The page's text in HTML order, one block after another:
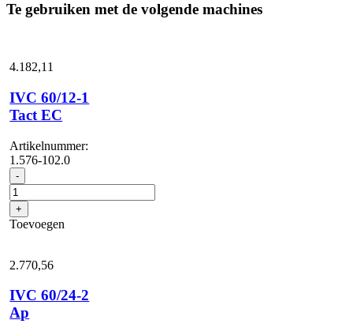
Te gebruiken met de volgende machines
4.182,11
IVC 60/12-1
Tact EC
Artikelnummer:
1.576-102.0
- IVC
60/12-
1
Tact
EC
+
Toevoegen
2.770,56
IVC 60/24-2
Ap